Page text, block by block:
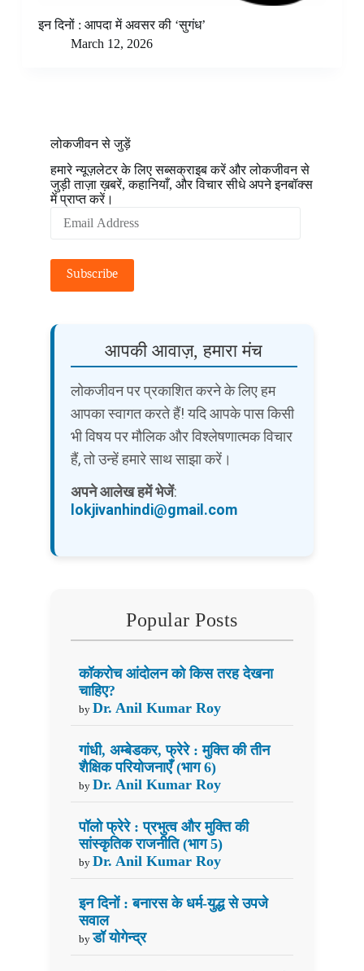
इन दिनों : आपदा में अवसर की ‘सुगंध’
March 12, 2026
लोकजीवन से जुड़ें
हमारे न्यूज़लेटर के लिए सब्सक्राइब करें और लोकजीवन से
जुड़ी ताज़ा ख़बरें, कहानियाँ, और विचार सीधे अपने इनबॉक्स
में प्राप्त करें।
Address
Subscribe
आपकी आवाज़, हमारा मंच
लोकजीवन पर प्रकाशित करने के लिए हम
आपका स्वागत करते हैं! यदि आपके पास किसी
भी विषय पर मौलिक और विश्लेषणात्मक विचार
हैं, तो उन्हें हमारे साथ साझा करें।
अपने आलेख हमें भेजें:
lokjivanhindi@gmail.com
Popular Posts
कॉकरोच आंदोलन को किस तरह देखना
चाहिए?
by Dr. Anil Kumar Roy
गांधी, अम्बेडकर, फ्रेरे : मुक्ति की तीन
शैक्षिक परियोजनाएँ (भाग 6)
by Dr. Anil Kumar Roy
पॉलो फ्रेरे : प्रभुत्व और मुक्ति की
सांस्कृतिक राजनीति (भाग 5)
by Dr. Anil Kumar Roy
इन दिनों : बनारस के धर्म-युद्ध से उपजे
सवाल
by डॉ योगेन्द्र